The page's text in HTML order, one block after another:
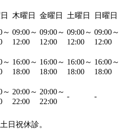
木曜日 金曜日 土曜日
日曜日
～ 09:00～
12:00
09:00～
12:00
09:00～
12:00
09:00～
12:00
～ 16:00～
18:00
16:00～
18:00
16:00～
18:00
16:00～
18:00
～ 20:00～
22:00
20:00～
22:00
- -
日祝休診。